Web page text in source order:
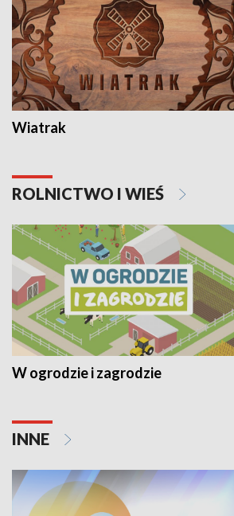
Wiatrak
ROLNICTWO I WIEŚ
W ogrodzie i zagrodzie
INNE